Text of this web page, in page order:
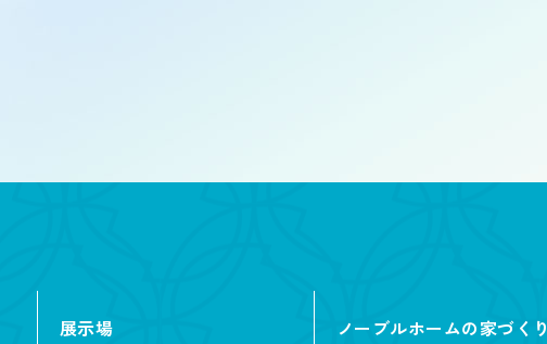
屋根型
こだわり・性能
展示場 ノーブルホームの家づくり